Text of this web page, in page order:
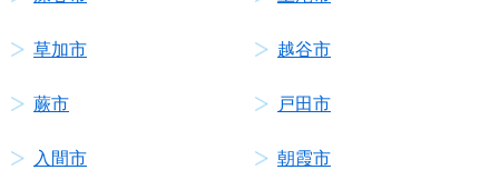
草加市 越谷市
蕨市 戸田市
入間市 朝霞市